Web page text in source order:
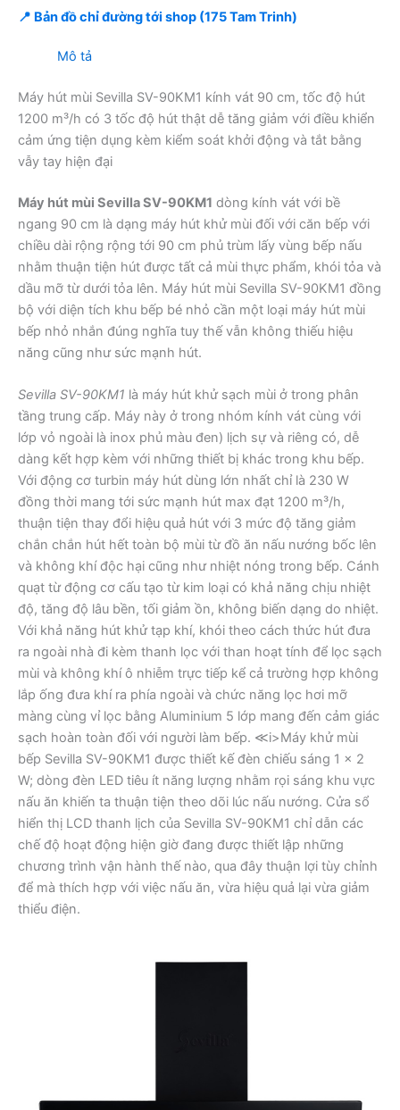
📍 Bản đồ chỉ đường tới shop (175 Tam Trinh)
Mô tả
Máy hút mùi Sevilla SV-90KM1 kính vát 90 cm, tốc độ hút
1200 m³/h có 3 tốc độ hút thật dễ tăng giảm với điều khiển
cảm ứng tiện dụng kèm kiểm soát khởi động và tắt bằng
vẫy tay hiện đại
Máy hút mùi Sevilla SV-90KM1 dòng kính vát với bề
ngang 90 cm là dạng máy hút khử mùi đối với căn bếp với
chiều dài rộng rộng tới 90 cm phủ trùm lấy vùng bếp nấu
nhằm thuận tiện hút được tất cả mùi thực phẩm, khói tỏa và
dầu mỡ từ dưới tỏa lên. Máy hút mùi Sevilla SV-90KM1 đồng
bộ với diện tích khu bếp bé nhỏ cần một loại máy hút mùi
bếp nhỏ nhắn đúng nghĩa tuy thế vẫn không thiếu hiệu
năng cũng như sức mạnh hút.
Sevilla SV-90KM1 là máy hút khử sạch mùi ở trong phân
tầng trung cấp. Máy này ở trong nhóm kính vát cùng với
lớp vỏ ngoài là inox phủ màu đen) lịch sự và riêng có, dễ
dàng kết hợp kèm với những thiết bị khác trong khu bếp.
Với động cơ turbin máy hút dùng lớn nhất chỉ là 230 W
đồng thời mang tới sức mạnh hút max đạt 1200 m³/h,
thuận tiện thay đổi hiệu quả hút với 3 mức độ tăng giảm
chắn chắn hút hết toàn bộ mùi từ đồ ăn nấu nướng bốc lên
và không khí độc hại cũng như nhiệt nóng trong bếp. Cánh
quạt từ động cơ cấu tạo từ kim loại có khả năng chịu nhiệt
độ, tăng độ lâu bền, tối giảm ồn, không biến dạng do nhiệt.
Với khả năng hút khử tạp khí, khói theo cách thức hút đưa
ra ngoài nhà đi kèm thanh lọc với than hoạt tính để lọc sạch
mùi và không khí ô nhiễm trực tiếp kể cả trường hợp không
lắp ống đưa khí ra phía ngoài và chức năng lọc hơi mỡ
màng cùng vỉ lọc bằng Aluminium 5 lớp mang đến cảm giác
sạch hoàn toàn đối với người làm bếp. ≪i>Máy khử mùi
bếp Sevilla SV-90KM1 được thiết kế đèn chiếu sáng 1 x 2
W; dòng đèn LED tiêu ít năng lượng nhằm rọi sáng khu vực
nấu ăn khiến ta thuận tiện theo dõi lúc nấu nướng. Cửa sổ
hiển thị LCD thanh lịch của Sevilla SV-90KM1 chỉ dẫn các
chế độ hoạt động hiện giờ đang được thiết lập những
chương trình vận hành thế nào, qua đây thuận lợi tùy chỉnh
để mà thích hợp với việc nấu ăn, vừa hiệu quả lại vừa giảm
thiểu điện.